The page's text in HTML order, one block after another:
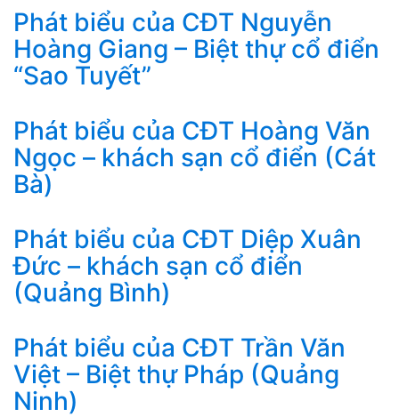
Phát biểu của CĐT Nguyễn
Hoàng Giang – Biệt thự cổ điển
“Sao Tuyết”
Phát biểu của CĐT Hoàng Văn
Ngọc – khách sạn cổ điển (Cát
Bà)
Phát biểu của CĐT Diệp Xuân
Đức – khách sạn cổ điển
(Quảng Bình)
Phát biểu của CĐT Trần Văn
Việt – Biệt thự Pháp (Quảng
Ninh)